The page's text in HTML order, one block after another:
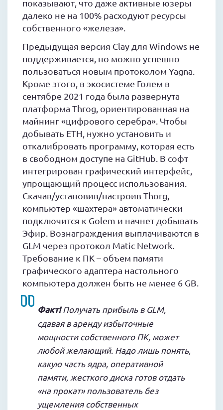
показывают, что даже активные юзеры
далеко не на 100% расходуют ресурсы
собственного «железа».
Предыдущая версия Clay для Windows не
поддерживается, но можно успешно
пользоваться новым протоколом Yagna.
Кроме этого, в экосистеме Голем в
сентябре 2021 года была развернута
платформа Throg, ориентированная на
майнинг «цифрового серебра». Чтобы
добывать ETH, нужно установить и
откалибровать программу, которая есть
в свободном доступе на GitHub. В софт
интегрирован графический интерфейс,
упрощающий процесс использования.
Скачав/установив/настроив Thorg,
компьютер «шахтера» автоматически
подключится к Golem и начнет добывать
Эфир. Вознаграждения выплачиваются в
GLM через протокол Matic Network.
Требование к ПК – объем памяти
графического адаптера настольного
компьютера должен быть не менее 6 GB.
Факт!Получать прибыль в GLM,
сдавая в аренду избыточные
мощности собственного ПК, может
любой желающий. Надо лишь понять,
какую часть ядра, оперативной
памяти, жесткого диска готов отдать
«на прокат» пользователь без
ущемления собственных